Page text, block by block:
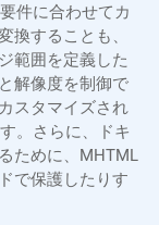
件に合わせてカ
換することも、
範囲を定義した
解像度を制御で
スタマイズされ
。さらに、ドキ
ために、MHTML
で保護したりす